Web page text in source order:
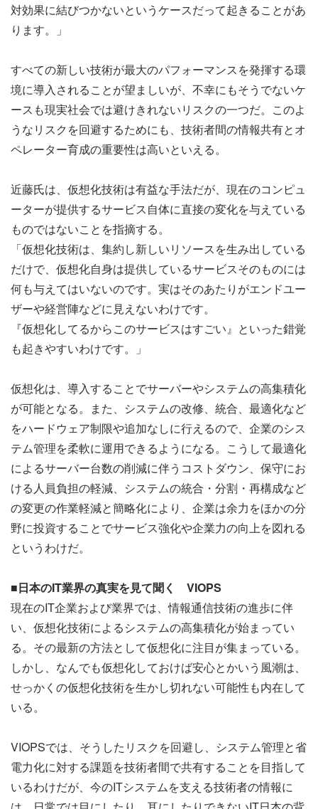
対効果に結びつかないというケースだって起きることがあ
ります。」
すべての新しい技術が最大のパフォーマンスを発揮する環
境に導入されることが望ましいが、不幸にもそうでないケ
ースも現実社会では避けきれないリスクの一つだ。このよ
うなリスクを回避するためにも、技術者間の情報共有とオ
ペレーター育成の重要性は高いといえる。
近藤氏は、仮想化技術は有益な手法だが、現在のコンピュ
ーターが提供するサービス自体に直接の変化を与えている
ものではないことを指摘する。
「仮想化技術は、集約し新しいリソースを生み出している
だけで、仮想化自身は提供しているサービスそのものには
何も与えてはいないのです。実はそのあたりがエンドユー
ザーや経営陣などに見えないわけです。
『仮想化してるからこのサービスはすごい』といった錯覚
も起きやすいわけです。」
仮想化は、導入することでサーバーやシステムの高集積化
が可能となる。また、システムの改修、統合、最適化など
をハードウェア制限や追加なしに行えるので、企業のシス
テム管理を柔軟に運用できるようになる。こうして最適化
によるサーバー台数の削減に伴うコストダウン、保守にお
ける人員負担の軽減、システムの統合・分割・再構成など
の変更の作業軽減と簡略化により、企業は余力をほかの分
野に投資することでサービス強化や企業力の向上を図れる
というわけだ。
■日本のIT業界の真実を見て聞く VIOPS
現在のIT企業および業界では、情報通信技術の進歩に伴
い、仮想化技術によるシステムの高集積化が始まってい
る。その最新の方法として仮想化に注目が集まっている。
しかし、なんでも仮想化しておけば安心とかいう風潮は、
せっかくの仮想化技術を生かし切れない可能性も内在して
いる。
VIOPSでは、そうしたリスクを回避し、システム管理と省
電力化に対する課題を技術者間で共有することを目指して
いるわけだが、今のITシステムを支える技術者の情報に